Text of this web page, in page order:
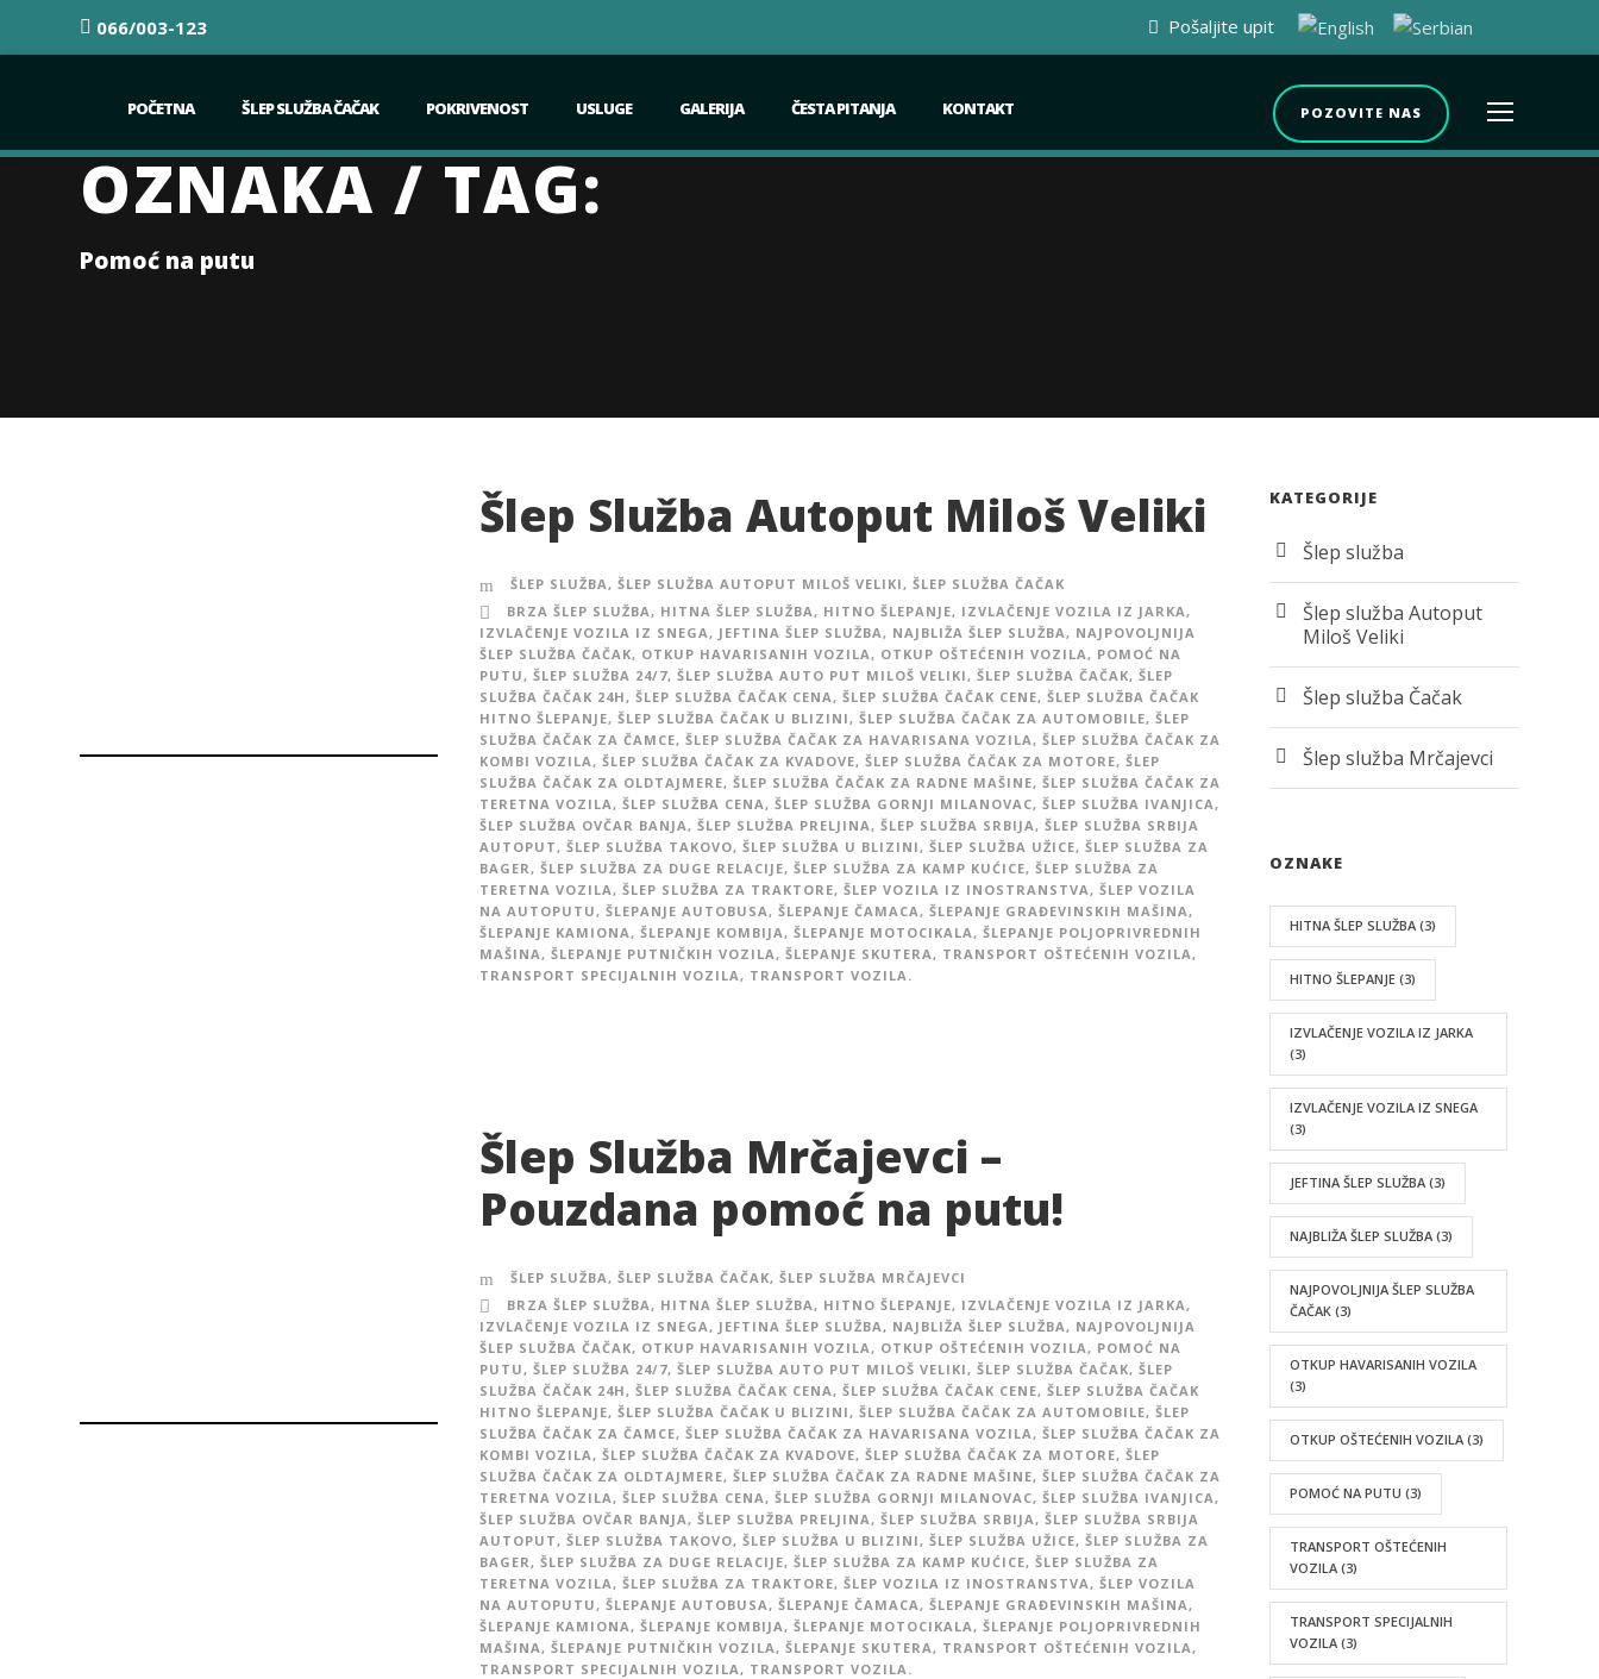
066/003-123 Pošaljite upit
POČETNA ŠLEP SLUŽBA ČAČAK POKRIVENOST USLUGE GALERIJA ČESTA PITANJA KONTAKT POZOVITE NAS
OZNAKA / TAG:
Pomoć na putu
Šlep Služba Autoput Miloš Veliki
ŠLEP SLUŽBA, ŠLEP SLUŽBA AUTOPUT MILOŠ VELIKI, ŠLEP SLUŽBA ČAČAK
BRZA ŠLEP SLUŽBA, HITNA ŠLEP SLUŽBA, HITNO ŠLEPANJE, IZVLAČENJE VOZILA IZ JARKA,
IZVLAČENJE VOZILA IZ SNEGA, JEFTINA ŠLEP SLUŽBA, NAJBLIŽA ŠLEP SLUŽBA, NAJPOVOLJNIJA
ŠLEP SLUŽBA ČAČAK, OTKUP HAVARISANIH VOZILA, OTKUP OŠTEĆENIH VOZILA, POMOĆ NA
PUTU, ŠLEP SLUŽBA 24/7, ŠLEP SLUŽBA AUTO PUT MILOŠ VELIKI, ŠLEP SLUŽBA ČAČAK, ŠLEP
SLUŽBA ČAČAK 24H, ŠLEP SLUŽBA ČAČAK CENA, ŠLEP SLUŽBA ČAČAK CENE, ŠLEP SLUŽBA ČAČAK
HITNO ŠLEPANJE, ŠLEP SLUŽBA ČAČAK U BLIZINI, ŠLEP SLUŽBA ČAČAK ZA AUTOMOBILE, ŠLEP
SLUŽBA ČAČAK ZA ČAMCE, ŠLEP SLUŽBA ČAČAK ZA HAVARISANA VOZILA, ŠLEP SLUŽBA ČAČAK ZA
KOMBI VOZILA, ŠLEP SLUŽBA ČAČAK ZA KVADOVE, ŠLEP SLUŽBA ČAČAK ZA MOTORE, ŠLEP
SLUŽBA ČAČAK ZA OLDTAJMERE, ŠLEP SLUŽBA ČAČAK ZA RADNE MAŠINE, ŠLEP SLUŽBA ČAČAK ZA
TERETNA VOZILA, ŠLEP SLUŽBA CENA, ŠLEP SLUŽBA GORNJI MILANOVAC, ŠLEP SLUŽBA IVANJICA,
ŠLEP SLUŽBA OVČAR BANJA, ŠLEP SLUŽBA PRELJINA, ŠLEP SLUŽBA SRBIJA, ŠLEP SLUŽBA SRBIJA
AUTOPUT, ŠLEP SLUŽBA TAKOVO, ŠLEP SLUŽBA U BLIZINI, ŠLEP SLUŽBA UŽICE, ŠLEP SLUŽBA ZA
BAGER, ŠLEP SLUŽBA ZA DUGE RELACIJE, ŠLEP SLUŽBA ZA KAMP KUĆICE, ŠLEP SLUŽBA ZA
TERETNA VOZILA, ŠLEP SLUŽBA ZA TRAKTORE, ŠLEP VOZILA IZ INOSTRANSTVA, ŠLEP VOZILA
NA AUTOPUTU, ŠLEPANJE AUTOBUSA, ŠLEPANJE ČAMACA, ŠLEPANJE GRAĐEVINSKIH MAŠINA,
ŠLEPANJE KAMIONA, ŠLEPANJE KOMBIJA, ŠLEPANJE MOTOCIKALA, ŠLEPANJE POLJOPRIVREDNIH
MAŠINA, ŠLEPANJE PUTNIČKIH VOZILA, ŠLEPANJE SKUTERA, TRANSPORT OŠTEĆENIH VOZILA,
TRANSPORT SPECIJALNIH VOZILA, TRANSPORT VOZILA.
Šlep Služba Mrčajevci –
Pouzdana pomoć na putu!
ŠLEP SLUŽBA, ŠLEP SLUŽBA ČAČAK, ŠLEP SLUŽBA MRČAJEVCI
BRZA ŠLEP SLUŽBA, HITNA ŠLEP SLUŽBA, HITNO ŠLEPANJE, IZVLAČENJE VOZILA IZ JARKA,
IZVLAČENJE VOZILA IZ SNEGA, JEFTINA ŠLEP SLUŽBA, NAJBLIŽA ŠLEP SLUŽBA, NAJPOVOLJNIJA
ŠLEP SLUŽBA ČAČAK, OTKUP HAVARISANIH VOZILA, OTKUP OŠTEĆENIH VOZILA, POMOĆ NA
PUTU, ŠLEP SLUŽBA 24/7, ŠLEP SLUŽBA AUTO PUT MILOŠ VELIKI, ŠLEP SLUŽBA ČAČAK, ŠLEP
SLUŽBA ČAČAK 24H, ŠLEP SLUŽBA ČAČAK CENA, ŠLEP SLUŽBA ČAČAK CENE, ŠLEP SLUŽBA ČAČAK
HITNO ŠLEPANJE, ŠLEP SLUŽBA ČAČAK U BLIZINI, ŠLEP SLUŽBA ČAČAK ZA AUTOMOBILE, ŠLEP
SLUŽBA ČAČAK ZA ČAMCE, ŠLEP SLUŽBA ČAČAK ZA HAVARISANA VOZILA, ŠLEP SLUŽBA ČAČAK ZA
KOMBI VOZILA, ŠLEP SLUŽBA ČAČAK ZA KVADOVE, ŠLEP SLUŽBA ČAČAK ZA MOTORE, ŠLEP
SLUŽBA ČAČAK ZA OLDTAJMERE, ŠLEP SLUŽBA ČAČAK ZA RADNE MAŠINE, ŠLEP SLUŽBA ČAČAK ZA
TERETNA VOZILA, ŠLEP SLUŽBA CENA, ŠLEP SLUŽBA GORNJI MILANOVAC, ŠLEP SLUŽBA IVANJICA,
ŠLEP SLUŽBA OVČAR BANJA, ŠLEP SLUŽBA PRELJINA, ŠLEP SLUŽBA SRBIJA, ŠLEP SLUŽBA SRBIJA
AUTOPUT, ŠLEP SLUŽBA TAKOVO, ŠLEP SLUŽBA U BLIZINI, ŠLEP SLUŽBA UŽICE, ŠLEP SLUŽBA ZA
BAGER, ŠLEP SLUŽBA ZA DUGE RELACIJE, ŠLEP SLUŽBA ZA KAMP KUĆICE, ŠLEP SLUŽBA ZA
TERETNA VOZILA, ŠLEP SLUŽBA ZA TRAKTORE, ŠLEP VOZILA IZ INOSTRANSTVA, ŠLEP VOZILA
NA AUTOPUTU, ŠLEPANJE AUTOBUSA, ŠLEPANJE ČAMACA, ŠLEPANJE GRAĐEVINSKIH MAŠINA,
ŠLEPANJE KAMIONA, ŠLEPANJE KOMBIJA, ŠLEPANJE MOTOCIKALA, ŠLEPANJE POLJOPRIVREDNIH
MAŠINA, ŠLEPANJE PUTNIČKIH VOZILA, ŠLEPANJE SKUTERA, TRANSPORT OŠTEĆENIH VOZILA,
TRANSPORT SPECIJALNIH VOZILA, TRANSPORT VOZILA.
KATEGORIJE
Šlep služba
Šlep služba Autoput
Miloš Veliki
Šlep služba Čačak
Šlep služba Mrčajevci
OZNAKE
HITNA ŠLEP SLUŽBA (3)
HITNO ŠLEPANJE (3)
IZVLAČENJE VOZILA IZ JARKA
(3)
IZVLAČENJE VOZILA IZ SNEGA
(3)
JEFTINA ŠLEP SLUŽBA (3)
NAJBLIŽA ŠLEP SLUŽBA (3)
NAJPOVOLJNIJA ŠLEP SLUŽBA
ČAČAK (3)
OTKUP HAVARISANIH VOZILA
(3)
OTKUP OŠTEĆENIH VOZILA (3)
POMOĆ NA PUTU (3)
TRANSPORT OŠTEĆENIH
VOZILA (3)
TRANSPORT SPECIJALNIH
VOZILA (3)